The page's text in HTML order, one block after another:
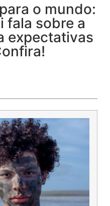
o mundo:
fala sobre a
expectativas